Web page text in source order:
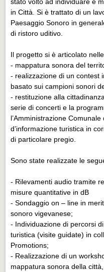
Eventi Vigevano
Eventi Vigevano
Eventi Pavia
Eventi Pavia
in Città. Si è trattato di un
Paesaggio Sonoro in
di ristoro uditivo.
Il progetto si è articolato
- mappatura sonora del
- realizzazione di un contest
basato sui campioni sonori
- restituzione alla
serie di concerti e la
l’Amministrazione
d’informazione turistica in
di particolare pregio.
Sono state realizzate le
- Rilevamenti audio tramite
misure quantitative in dB
- Sondaggio on – line in
sonoro vigevanese;
- Individuazione di percorsi
turistica (visite guidate) in
Promotions;
- Realizzazione di un
mappatura sonora della